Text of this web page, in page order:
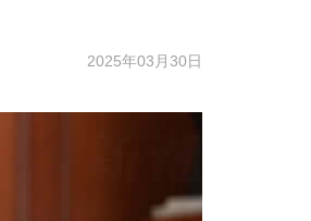
2025年03月30日